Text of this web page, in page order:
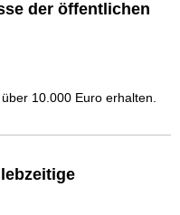
der öffentlichen
10.000 Euro erhalten.